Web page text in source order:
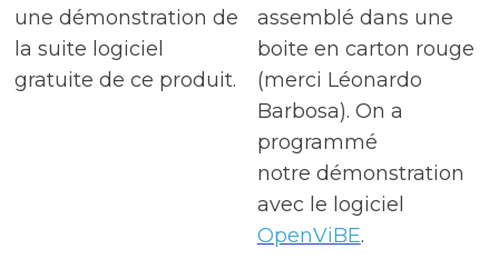
une démonstration de
la suite logiciel
gratuite de ce produit.
assemblé dans une
boite en carton rouge
(merci Léonardo
Barbosa). On a
programmé
notre démonstration
avec le logiciel
OpenViBE.